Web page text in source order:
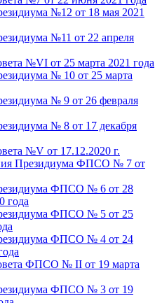
№12 от 18 мая 2021
№11 от 22 апреля
№VI от 25 марта 2021 года
№ 10 от 25 марта
№ 9 от 26 февраля
№ 8 от 17 декабря
№V от 17.12.2020 г.
Президиума ФПСО № 7 от
ФПСО № 6 от 28
года
ФПСО № 5 от 25
ФПСО № 4 от 24
ФПСО № II от 19 марта
ФПСО № 3 от 19